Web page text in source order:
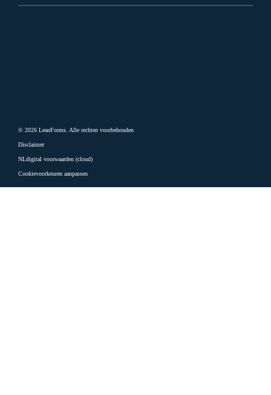
© 2026 LeanForms. Alle rechten voorbehouden
Disclaimer
NLdigital voorwaarden (cloud)
Cookievoorkeuren aanpassen